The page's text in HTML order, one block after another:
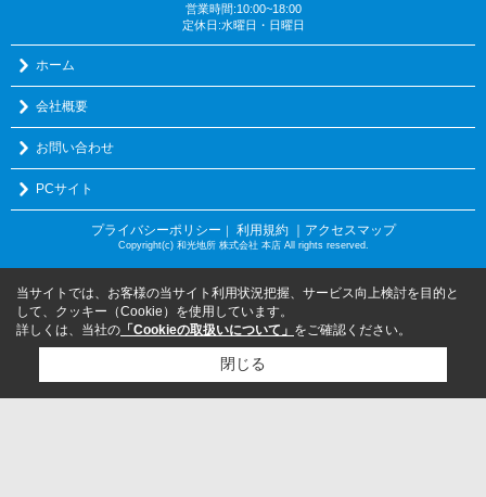
営業時間:10:00~18:00
定休日:水曜日・日曜日
ホーム
会社概要
お問い合わせ
PCサイト
プライバシーポリシー ｜ 利用規約 ｜アクセスマップ
Copyright(c) 和光地所 株式会社 本店 All rights reserved.
当サイトでは、お客様の当サイト利用状況把握、サービス向上検討を目的と
して、クッキー（Cookie）を使用しています。
詳しくは、当社の 「Cookieの取扱いについて」 をご確認ください。
閉じる